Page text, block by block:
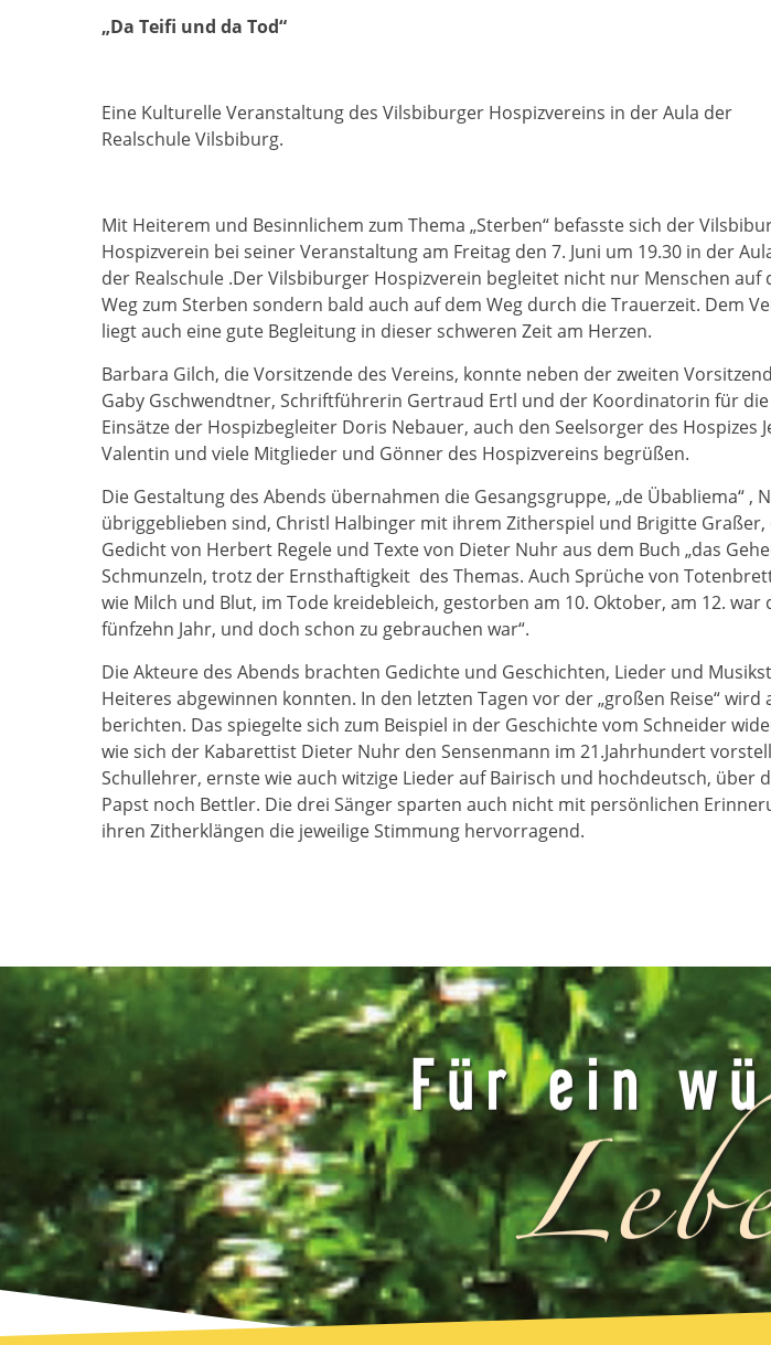
„Da Teifi und da Tod“
Eine Kulturelle Veranstaltung des Vilsbiburger Hospizvereins in der Aula der
Realschule Vilsbiburg.
Mit Heiterem und Besinnlichem zum Thema „Sterben“ befasste sich der
Hospizverein bei seiner Veranstaltung am Freitag den 7. Juni um 19.30 in der
der Realschule .Der Vilsbiburger Hospizverein begleitet nicht nur Menschen auf
Weg zum Sterben sondern bald auch auf dem Weg durch die Trauerzeit. Dem
liegt auch eine gute Begleitung in dieser schweren Zeit am Herzen.
Barbara Gilch, die Vorsitzende des Vereins, konnte neben der zweiten
Gaby Gschwendtner, Schriftführerin Gertraud Ertl und der Koordinatorin für die
Einsätze der Hospizbegleiter Doris Nebauer, auch den Seelsorger des Hospizes
Valentin und viele Mitglieder und Gönner des Hospizvereins begrüßen.
Die Gestaltung des Abends übernahmen die Gesangsgruppe, „de Übabliema“
übriggeblieben sind, Christl Halbinger mit ihrem Zitherspiel und Brigitte Graßer,
Gedicht von Herbert Regele und Texte von Dieter Nuhr aus dem Buch „das
Schmunzeln, trotz der Ernsthaftigkeit des Themas. Auch Sprüche von
wie Milch und Blut, im Tode kreidebleich, gestorben am 10. Oktober, am 12.
fünfzehn Jahr, und doch schon zu gebrauchen war“.
Die Akteure des Abends brachten Gedichte und Geschichten, Lieder und
Heiteres abgewinnen konnten. In den letzten Tagen vor der „großen Reise“
berichten. Das spiegelte sich zum Beispiel in der Geschichte vom Schneider
wie sich der Kabarettist Dieter Nuhr den Sensenmann im 21.Jahrhundert
Schullehrer, ernste wie auch witzige Lieder auf Bairisch und hochdeutsch,
Papst noch Bettler. Die drei Sänger sparten auch nicht mit persönlichen
ihren Zitherklängen die jeweilige Stimmung hervorragend.